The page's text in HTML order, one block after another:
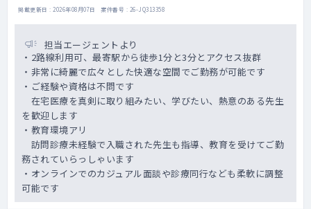
掲載更新日 : 2026年08月07日 案件番号 : 26-JQ313358
担当エージェントより
・2路線利用可、最寄駅から徒歩1分と3分とアクセス抜群
・非常に綺麗で広々とした快適な空間でご勤務が可能です
・ご経験や資格は不問です
在宅医療を真剣に取り組みたい、学びたい、熱意のある先生
を歓迎します
・教育環境アリ
訪問診療未経験で入職された先生も指導、教育を受けてご勤
務されていらっしゃいます
・オンラインでのカジュアル面談や診療同行なども柔軟に調整
可能です